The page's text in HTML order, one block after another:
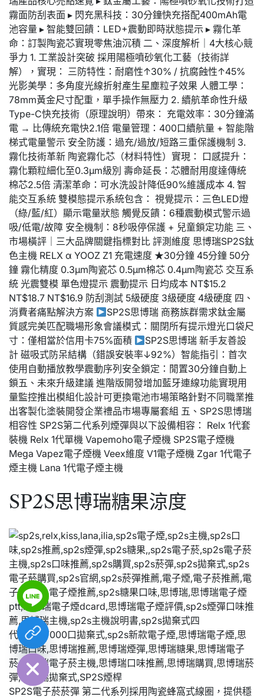
霧面防刮表面 ▸ 閃充黑科技：30分鐘快充搭配400mAh電
池容量 ▸ 智能雙回饋：LED+震動即時狀態提示 ▸ 霧化革
命：訂製陶瓷芯實現零焦油沉積 二、深度解析｜4大核心競
爭力 1. 工業設計突破 採用陽極噴砂氧化工藝（技術詳
解），實現： 三防特性：耐磨性↑30% / 抗腐蝕性↑45%
光影美學：多角度光線折射產生星塵粒子效果 人體工學：
78mm黃金尺寸配重，單手操作無壓力 2. 續航革命性升級
Type-C快充技術（原理說明）帶來： 充電效率：30分鐘滿
電 → 比傳統充電快2.1倍 電量管理：400口續航量 + 智能階
梯式電量警示 安全防護：過充/過放/短路三重保護機制 3.
霧化技術革新 陶瓷霧化芯（材料特性）實現： 口感提升：
霧化顆粒細化至0.3μm級別 壽命延長：芯體耐用度達傳統
棉芯2.5倍 清潔革命：可水洗設計降低90%維護成本 4. 智
能交互系統 雙模態提示系統包含： 視覺提示：三色LED燈
（綠/藍/紅）顯示電量狀態 觸覺反饋：6種震動模式警示過
吸/低電/故障 安全機制：8秒吸停保護 + 兒童鎖定功能 三、
市場橫評｜三大品牌關鍵指標對比 評測維度 思博瑞SP2S鈦
色主機 RELX α YOOZ Z1 充電速度 ★30分鐘 45分鐘 50分
鐘 霧化精度 0.3μm陶瓷芯 0.5μm棉芯 0.4μm陶瓷芯 交互系
統 光震雙模 單色燈提示 震動提示 日均成本 NT$15.2
NT$18.7 NT$16.9 防刮測試 5級硬度 3級硬度 4級硬度 四、
消費者痛點解決方案
SP2S思博瑞 商務族群需求鈦金屬
質感完美匹配職場形象會議模式：關閉所有提示燈光口袋尺
寸：僅相當於信用卡75%面積
SP2S思博瑞 新手友善設
計 磁吸式防呆結構（錯誤安裝率↓92%）智能指引：首次
使用自動播放教學震動序列安全鎖定：閒置30分鐘自動上
鎖五、未來升級建議 進階版開發增加藍牙連線功能實現用
量監控推出模組化設計可更換電池市場策略針對不同職業推
出客製化塗裝開發企業禮品市場專屬套組 五、SP2S思博瑞
相容性 SP2S第二代系列煙彈與以下設備相容： Relx 1代套
裝機 Relx 1代單機 Vapemoho電子煙機 SP2S電子煙機
Mega Vapez電子煙機 Veex維度 V1電子煙機 Zgar 1代電子
煙主機 Lana 1代電子煙主機
SP2S思博瑞糖果涼度
SP2S電子菸菸彈 第二代系列採用陶瓷蜂窩式線圈，提供穩
Hide
chaty